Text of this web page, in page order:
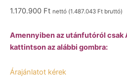
1.170.900 Ft nettó (1.487.043 Ft bruttó)
Amennyiben az utánfutóról csak
kattintson az alábbi gombra:
Árajánlatot kérek